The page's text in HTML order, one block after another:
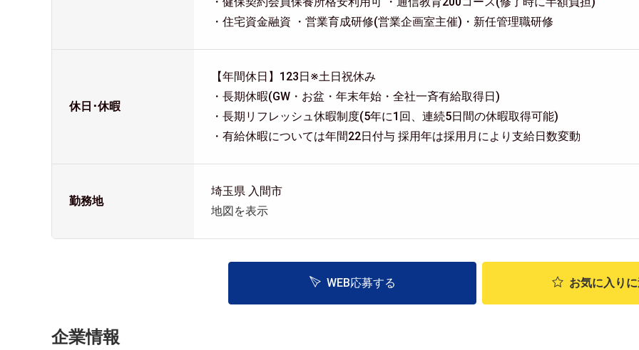
・住宅資金融資 ・営業育成研修(営業企画室主催)・新任管理職研修
休日･休暇
【年間休日】123日※土日祝休み
・長期休暇(GW・お盆・年末年始・全社一斉有給取得日)
・長期リフレッシュ休暇制度(5年に1回、連続5日間の休暇取得可能)
・有給休暇については年間22日付与 採用年は採用月により支給日数変動
勤務地
埼玉県 入間市
地図を表示
WEB応募する お気に入り
企業情報